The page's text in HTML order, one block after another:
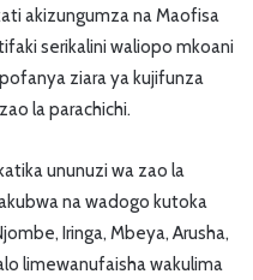
akizungumza na Maofisa
serikalini waliopo mkoani
ziara ya kujifunza
la parachichi.
ununuzi wa zao la
na wadogo kutoka
Iringa, Mbeya, Arusha,
limewanufaisha wakulima